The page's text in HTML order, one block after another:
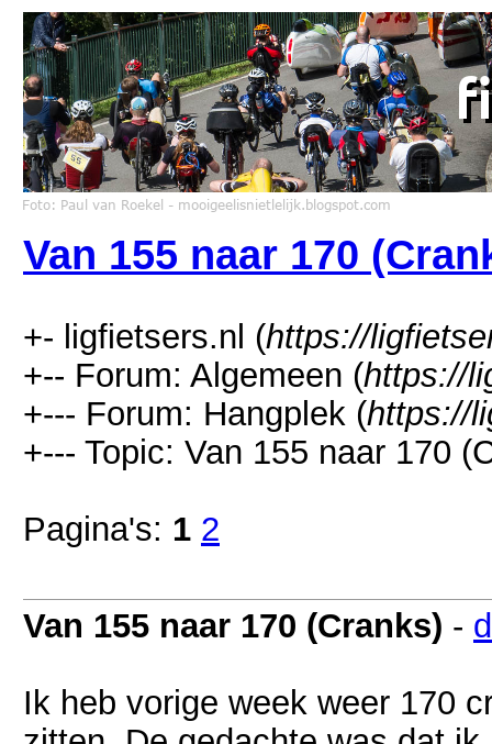
Van 155 naar 170
+- ligfietsers.nl (https://
+-- Forum: Algemeen (https://
+--- Forum: Hangplek (https://
+--- Topic: Van 155 naar 170
Pagina's: 1 2
Van 155 naar 170 (Cranks) -
Ik heb vorige week weer 170